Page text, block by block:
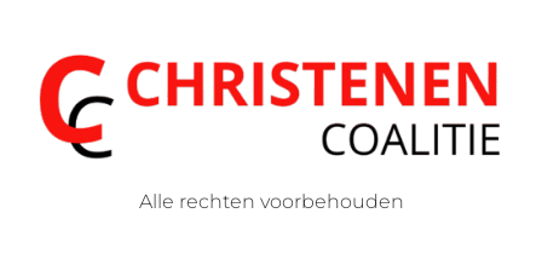
Alle rechten voorbehouden